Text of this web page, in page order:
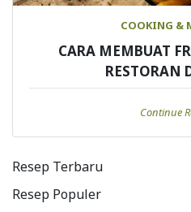
COOKING &
CARA MEMBUAT
RESTORAN
Continue
Resep Terbaru
Resep Populer